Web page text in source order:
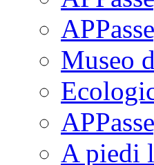
Museo
A piedi